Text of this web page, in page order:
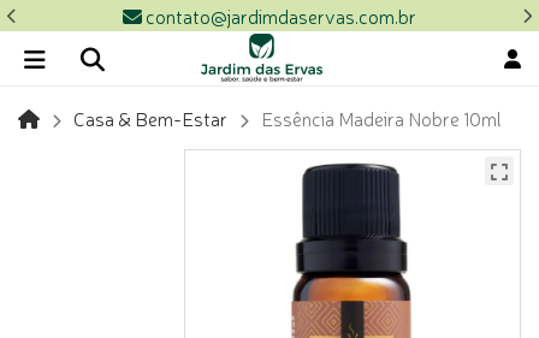
contato@jardimdaservas.com.br
Casa & Bem-Estar Essência Madeira Nobre 10ml